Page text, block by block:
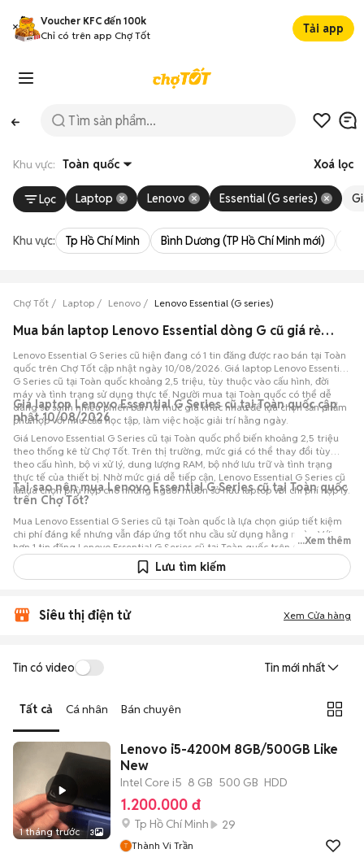
Voucher KFC đến 100k
Chỉ có trên app Chợ Tốt
Tải app
Khu vực: Toàn quốc Xoá lọc
Lọc Laptop Lenovo Essential (G series)
Khu vực: Tp Hồ Chí Minh Bình Dương (TP Hồ Chí Minh mới)
Chợ Tốt Laptop Lenovo Lenovo Essential (G series)
Mua bán laptop Lenovo Essential dòng G cũ giá rẻ tại Toàn quốc
Lenovo Essential G Series cũ hiện đang có 1 tin đăng được rao bán tại Toàn
quốc trên Chợ Tốt cập nhật ngày 10/08/2026. Giá laptop Lenovo Essential
G Series cũ tại Toàn quốc khoảng 2,5 triệu, tùy thuộc vào cấu hình, đời
máy và tình trạng sử dụng thực tế. Người mua tại Toàn quốc có thể dễ
dàng so sánh nhiều phiên bản và mức giá khác nhau để lựa chọn sản phẩm
phù hợp với nhu cầu học tập, làm việc hoặc giải trí hằng ngày.
Giá laptop Lenovo Essential G Series cũ tại Toàn quốc cập
nhật 10/08/2026
Giá Lenovo Essential G Series cũ tại Toàn quốc phổ biến khoảng 2,5 triệu
theo thống kê từ Chợ Tốt. Trên thị trường, mức giá có thể thay đổi tùy
theo cấu hình, bộ vi xử lý, dung lượng RAM, bộ nhớ lưu trữ và tình trạng
thực tế của thiết bị. Nhờ mức giá dễ tiếp cận, Lenovo Essential G Series cũ
là lựa chọn phù hợp cho những người muốn sở hữu laptop với chi phí hợp lý.
Tại sao nên mua Lenovo Essential G Series cũ tại Toàn quốc
trên Chợ Tốt?
Mua Lenovo Essential G Series cũ tại Toàn quốc là lựa chọn giúp tiết kiệm
chi phí đáng kể nhưng vẫn đáp ứng tốt nhu cầu sử dụng hằng ngày. Với
hơn 1 tin đăng Lenovo Essential G Series cũ tại Toàn quốc trên Chợ Tốt,
người mua có thể dễ dàng tham khảo nhiều mức giá và tình trạng máy
khác nhau để lựa chọn sản phẩm phù hợp với nhu cầu và ngân sách.
...Xem thêm
Lưu tìm kiếm
Siêu thị điện tử Xem Cửa hàng
Tin có video Tin mới nhất
Tất cả Cá nhân Bán chuyên
1 tháng trước 3
Lenovo i5-4200M 8GB/500GB Like
New
Intel Core i5 8 GB 500 GB HDD
1.200.000 đ
Tp Hồ Chí Minh 29
Thành Vi Trần